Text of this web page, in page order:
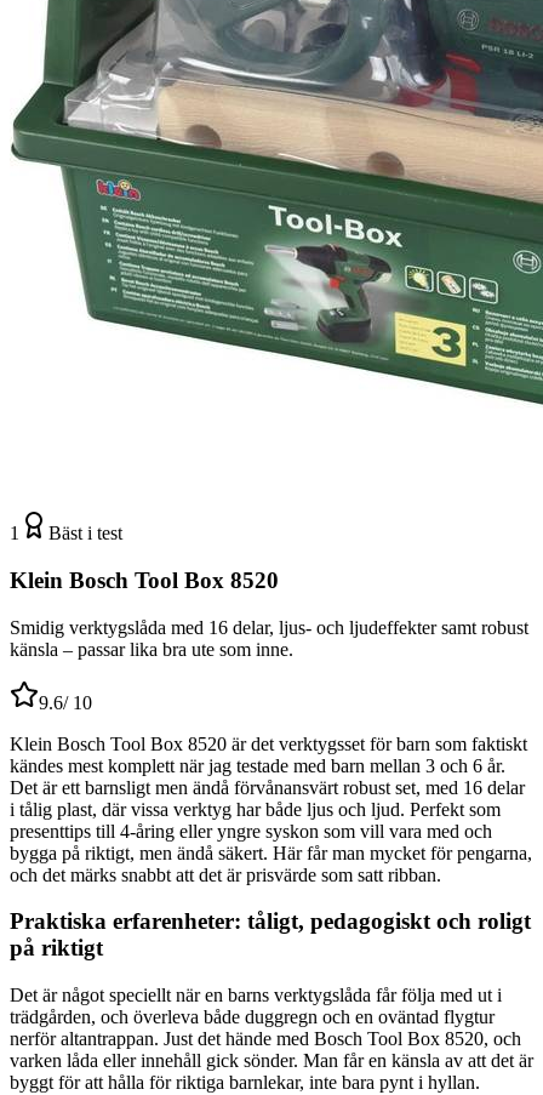
1 Bäst i test
Klein Bosch Tool Box 8520
Smidig verktygslåda med 16 delar, ljus- och ljudeffekter samt robust
känsla – passar lika bra ute som inne.
9.6/ 10
Klein Bosch Tool Box 8520 är det verktygsset för barn som faktiskt
kändes mest komplett när jag testade med barn mellan 3 och 6 år.
Det är ett barnsligt men ändå förvånansvärt robust set, med 16 delar
i tålig plast, där vissa verktyg har både ljus och ljud. Perfekt som
presenttips till 4-åring eller yngre syskon som vill vara med och
bygga på riktigt, men ändå säkert. Här får man mycket för pengarna,
och det märks snabbt att det är prisvärde som satt ribban.
Praktiska erfarenheter: tåligt, pedagogiskt och roligt
på riktigt
Det är något speciellt när en barns verktygslåda får följa med ut i
trädgården, och överleva både duggregn och en oväntad flygtur
nerför altantrappan. Just det hände med Bosch Tool Box 8520, och
varken låda eller innehåll gick sönder. Man får en känsla av att det är
byggt för att hålla för riktiga barnlekar, inte bara pynt i hyllan.